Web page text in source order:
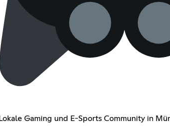
Lokale Gaming und E-Sports Community in